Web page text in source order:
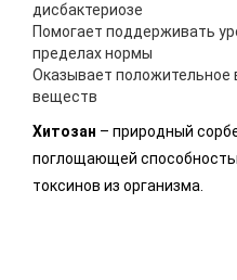
дисбактериозе
Помогает поддерживать
пределах нормы
Оказывает положительное
веществ
Хитозан – природный
поглощающей
токсинов из организма.